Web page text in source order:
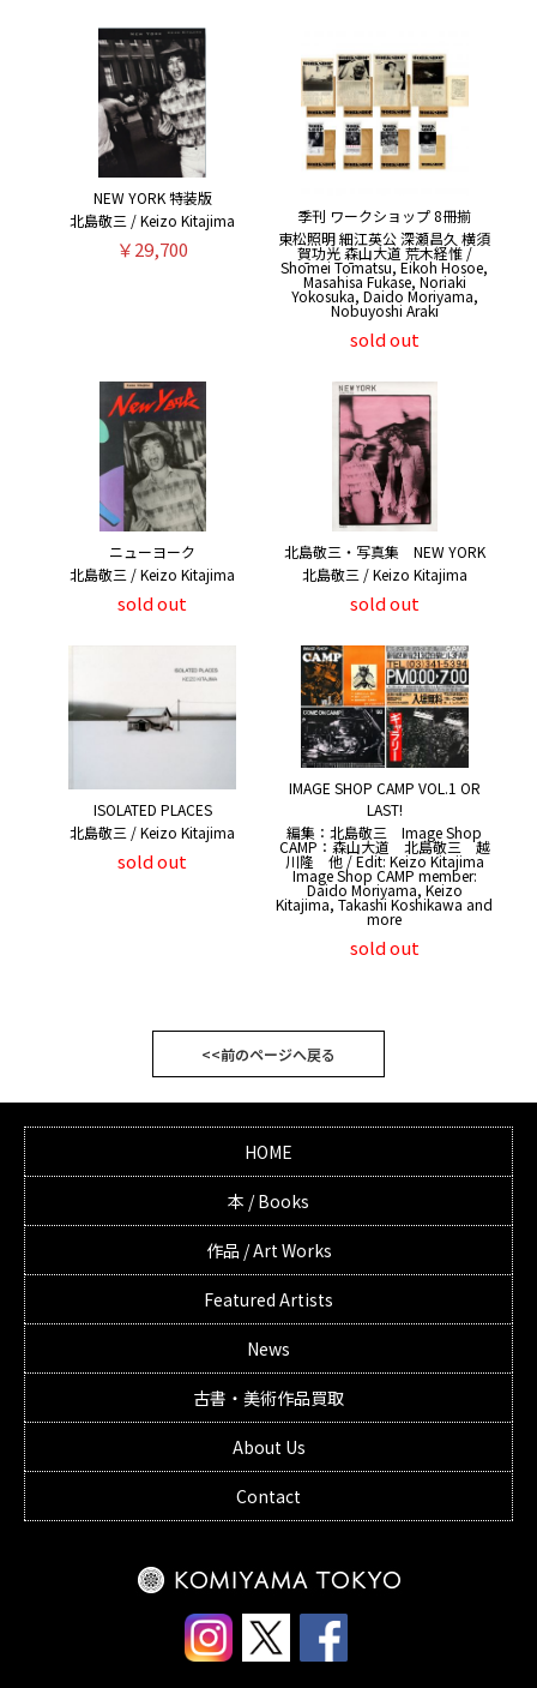
NEW YORK 特装版
北島敬三 / Keizo Kitajima
￥29,700
季刊 ワークショップ 8冊揃
東松照明 細江英公 深瀬昌久 横須
賀功光 森山大道 荒木経惟 /
Shōmei Tōmatsu, Eikoh Hosoe,
Masahisa Fukase, Noriaki
Yokosuka, Daido Moriyama,
Nobuyoshi Araki
sold out
ニューヨーク
北島敬三 / Keizo Kitajima
sold out
北島敬三・写真集 NEW YORK
北島敬三 / Keizo Kitajima
sold out
ISOLATED PLACES
北島敬三 / Keizo Kitajima
sold out
IMAGE SHOP CAMP VOL.1 OR
LAST!
編集：北島敬三 Image Shop
CAMP：森山大道 北島敬三 越
川隆 他 / Edit: Keizo Kitajima
Image Shop CAMP member:
Daido Moriyama, Keizo
Kitajima, Takashi Koshikawa and
more
sold out
<<前のページへ戻る
HOME
本 / Books
作品 / Art Works
Featured Artists
News
古書・美術作品買取
About Us
Contact